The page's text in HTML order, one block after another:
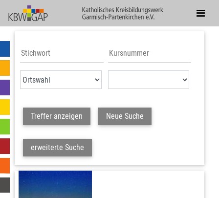
Treffer anzeigen Neue Suche
erweiterte Suche